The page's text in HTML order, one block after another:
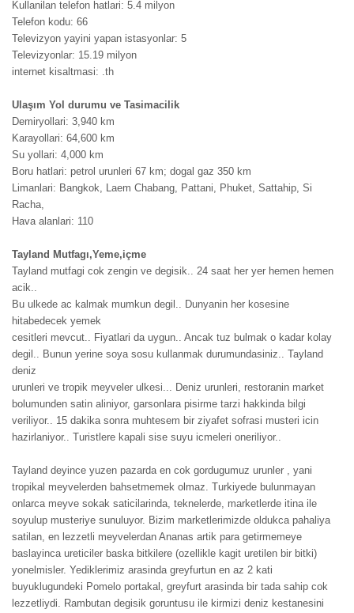
Kullanilan telefon hatlari: 5.4 milyon
Telefon kodu: 66
Televizyon yayini yapan istasyonlar: 5
Televizyonlar: 15.19 milyon
internet kisaltmasi: .th
Ulaşım Yol durumu ve Tasimacilik
Demiryollari: 3,940 km
Karayollari: 64,600 km
Su yollari: 4,000 km
Boru hatlari: petrol urunleri 67 km; dogal gaz 350 km
Limanlari: Bangkok, Laem Chabang, Pattani, Phuket, Sattahip, Si
Racha,
Hava alanlari: 110
Tayland Mutfagı,Yeme,içme
Tayland mutfagi cok zengin ve degisik.. 24 saat her yer hemen hemen
acik..
Bu ulkede ac kalmak mumkun degil.. Dunyanin her kosesine
hitabedecek yemek
cesitleri mevcut.. Fiyatlari da uygun.. Ancak tuz bulmak o kadar kolay
degil.. Bunun yerine soya sosu kullanmak durumundasiniz.. Tayland
deniz
urunleri ve tropik meyveler ulkesi... Deniz urunleri, restoranin market
bolumunden satin aliniyor, garsonlara pisirme tarzi hakkinda bilgi
veriliyor.. 15 dakika sonra muhtesem bir ziyafet sofrasi musteri icin
hazirlaniyor.. Turistlere kapali sise suyu icmeleri oneriliyor..
Tayland deyince yuzen pazarda en cok gordugumuz urunler , yani
tropikal meyvelerden bahsetmemek olmaz. Turkiyede bulunmayan
onlarca meyve sokak saticilarinda, teknelerde, marketlerde itina ile
soyulup musteriye sunuluyor. Bizim marketlerimizde oldukca pahaliya
satilan, en lezzetli meyvelerdan Ananas artik para getirmemeye
baslayinca ureticiler baska bitkilere (ozellikle kagit uretilen bir bitki)
yonelmisler. Yediklerimiz arasinda greyfurtun en az 2 kati
buyuklugundeki Pomelo portakal, greyfurt arasinda bir tada sahip cok
lezzetliydi. Rambutan degisik goruntusu ile kirmizi deniz kestanesini